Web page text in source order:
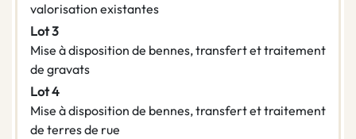
valorisation existantes
Lot 3
Mise à disposition de bennes, transfert et traitement
de gravats
Lot 4
Mise à disposition de bennes, transfert et traitement
de terres de rue